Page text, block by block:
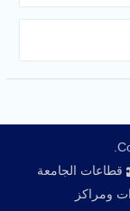
قطاعات الجامعة
ومراكز